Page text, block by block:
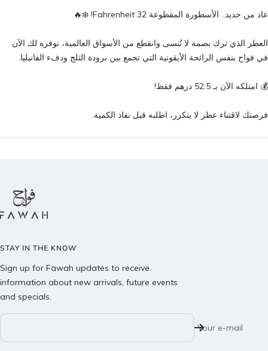
عاد من جديد.. الأسطورة المقطوعة Fahrenheit 32! ❄️🔥
العطر الذي ترك بصمة لا تُنسى وانقطع من الأسواق العالمية، نوفره لك الآن
في فواح بنفس الرائحة الأيقونية التي تجمع بين برودة الثلج ودفء الفانيليا.
💰 امتلكه الآن بـ 52.5 درهم فقط!
فرصتك لاقتناء عطر لا يتكرر، اطلبه قبل نفاذ الكمية.
STAY IN THE KNOW
Sign up for Fawah updates to receive
information about new arrivals, future events
and specials.
Your e-mail